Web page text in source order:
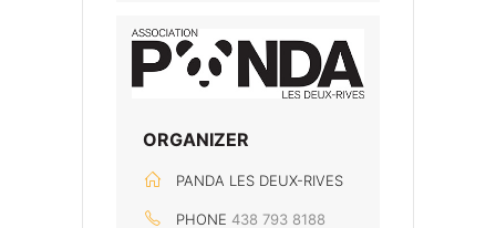
ORGANIZER
PANDA LES DEUX-RIVES
PHONE 438 793 8188